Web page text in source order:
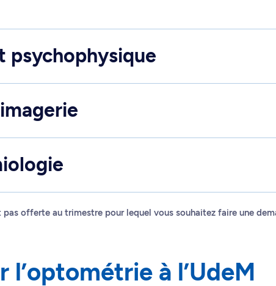
psychophysique
offerte au trimestre pour lequel vous souhaitez faire une
l’optométrie à l’UdeM